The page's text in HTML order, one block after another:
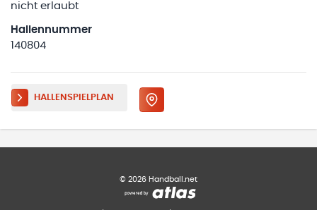
nicht erlaubt
Hallennummer
140804
HALLENSPIELPLAN
© 2026 Handball.net